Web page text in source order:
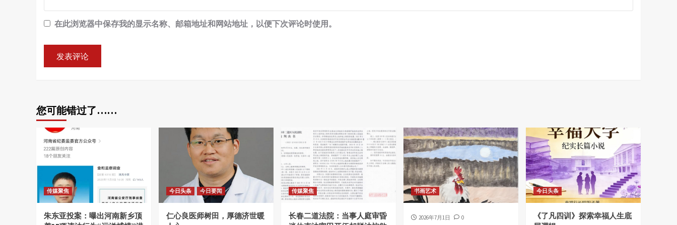
在此浏览器中保存我的显示名称、邮箱地址和网站地址，以便下次评论时使用。
您可能错过了……
传媒聚焦
朱东亚投案：曝出河南新乡顶
今日头条 今日要闻
仁心良医师树田，厚德济世暖
传媒聚焦
长春二道法院：当事人庭审昏
书画艺术
2026年7月1日 0
今日头条
《了凡四训》探索幸福人生底